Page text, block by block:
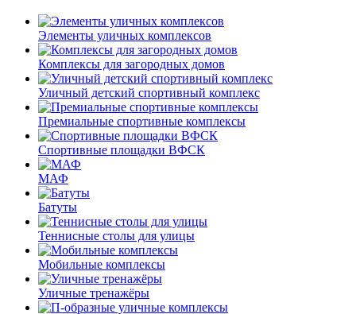
Элементы уличных комплексов
Комплексы для загородных домов
Уличный детский спортивный комплекс
Премиальные спортивные комплексы
Спортивные площадки ВФСК
МАФ
Батуты
Теннисные столы для улицы
Мобильные комплексы
Уличные тренажёры